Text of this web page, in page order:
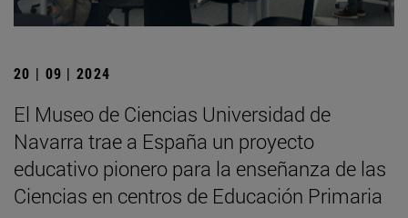
20 | 09 | 2024
El Museo de Ciencias Universidad de
Navarra trae a España un proyecto
educativo pionero para la enseñanza de las
Ciencias en centros de Educación Primaria